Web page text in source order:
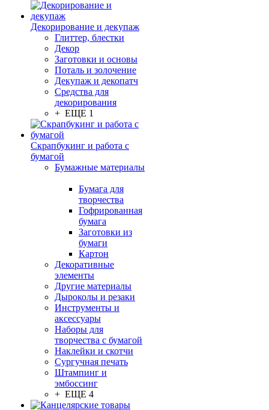
Декорирование и декупаж
Глиттер, блестки
Декор
Заготовки и основы
Поталь и золочение
Декупаж и декопатч
Средства для
декорирования
+ ЕЩЕ 1
Скрапбукинг и работа с
бумагой
Бумажные материалы
Бумага для
творчества
Гофрированная
бумага
Заготовки из
бумаги
Картон
Декоративные
элементы
Другие материалы
Дыроколы и резаки
Инструменты и
аксессуары
Наборы для
творчества с бумагой
Наклейки и скотчи
Сургучная печать
Штампинг и
эмбоссинг
+ ЕЩЕ 4